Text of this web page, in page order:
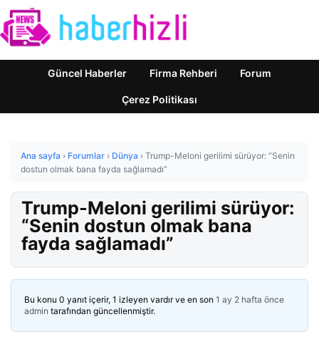
Güncel Haberler Firma Rehberi Forum
Çerez Politikası
Ana sayfa › Forumlar › Dünya › Trump-Meloni gerilimi sürüyor: “Senin
dostun olmak bana fayda sağlamadı”
Trump-Meloni gerilimi sürüyor:
“Senin dostun olmak bana
fayda sağlamadı”
Bu konu 0 yanıt içerir, 1 izleyen vardır ve en son 1 ay 2 hafta önce
admin tarafından güncellenmiştir.